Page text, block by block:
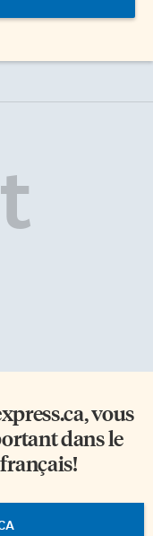
, vous
dans le